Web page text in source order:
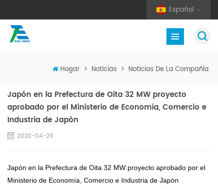
Español
Hogar > Noticias > Noticias De La Compañía
Japón en la Prefectura de Oita 32 MW proyecto
aprobado por el Ministerio de Economía, Comercio e
Industria de Japón
2020-04-29
Japón en la Prefectura de Oita 32 MW proyecto aprobado por el
Ministerio de Economía, Comercio e Industria de Japón